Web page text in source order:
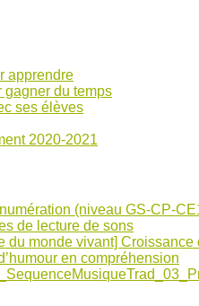
apprendre
gagner du temps
ses élèves
2020-2021
(niveau GS-CP-
de lecture de sons
du monde vivant] Croissance
en compréhension